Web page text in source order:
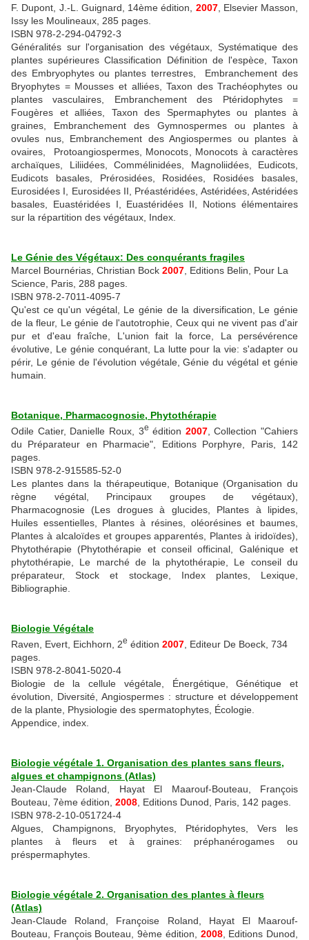
F. Dupont, J.-L. Guignard, 14ème édition, 2007, Elsevier Masson,
Issy les Moulineaux, 285 pages.
ISBN 978-2-294-04792-3
Généralités sur l'organisation des végétaux, Systématique des
plantes supérieures Classification Définition de l'espèce, Taxon
des Embryophytes ou plantes terrestres, Embranchement des
Bryophytes = Mousses et alliées, Taxon des Trachéophytes ou
plantes vasculaires, Embranchement des Ptéridophytes =
Fougères et alliées, Taxon des Spermaphytes ou plantes à
graines, Embranchement des Gymnospermes ou plantes à
ovules nus, Embranchement des Angiospermes ou plantes à
ovaires, Protoangiospermes, Monocots, Monocots à caractères
archaïques, Liliidées, Commélinidées, Magnoliidées, Eudicots,
Eudicots basales, Prérosidées, Rosidées, Rosidées basales,
Eurosidées I, Eurosidées II, Préastéridées, Astéridées, Astéridées
basales, Euastéridées I, Euastéridées II, Notions élémentaires
sur la répartition des végétaux, Index.
Le Génie des Végétaux: Des conquérants fragiles
Marcel Bournérias, Christian Bock 2007 , Editions Belin, Pour La
Science, Paris, 288 pages.
ISBN 978-2-7011-4095-7
Qu'est ce qu'un végétal, Le génie de la diversification, Le génie
de la fleur, Le génie de l'autotrophie, Ceux qui ne vivent pas d'air
pur et d'eau fraîche, L'union fait la force, La persévérence
évolutive, Le génie conquérant, La lutte pour la vie: s'adapter ou
périr, Le génie de l'évolution végétale, Génie du végétal et génie
humain.
Botanique, Pharmacognosie, Phytothérapie
Odile Catier, Danielle Roux, 3e édition 2007, Collection "Cahiers
du Préparateur en Pharmacie" , Editions Porphyre, Paris, 142
pages.
ISBN 978-2-915585-52-0
Les plantes dans la thérapeutique, Botanique (Organisation du
règne végétal, Principaux groupes de végétaux),
Pharmacognosie (Les drogues à glucides, Plantes à lipides,
Huiles essentielles, Plantes à résines, oléorésines et baumes,
Plantes à alcaloïdes et groupes apparentés, Plantes à iridoïdes),
Phytothérapie (Phytothérapie et conseil officinal, Galénique et
phytothérapie, Le marché de la phytothérapie, Le conseil du
préparateur, Stock et stockage, Index plantes, Lexique,
Bibliographie.
Biologie Végétale
Raven, Evert, Eichhorn, 2e édition 2007 , Editeur De Boeck, 734
pages.
ISBN 978-2-8041-5020-4
Biologie de la cellule végétale, Énergétique, Génétique et
évolution, Diversité, Angiospermes : structure et développement
de la plante, Physiologie des spermatophytes, Écologie.
Appendice, index.
Biologie végétale 1. Organisation des plantes sans fleurs,
algues et champignons (Atlas)
Jean-Claude Roland, Hayat El Maarouf-Bouteau, François
Bouteau, 7ème édition, 2008 , Editions Dunod, Paris, 142 pages.
ISBN 978-2-10-051724-4
Algues, Champignons, Bryophytes, Ptéridophytes, Vers les
plantes à fleurs et à graines: préphanérogames ou
préspermaphytes.
Biologie végétale 2. Organisation des plantes à fleurs
(Atlas)
Jean-Claude Roland, Françoise Roland, Hayat El Maarouf-
Bouteau, François Bouteau, 9ème édition, 2008, Editions Dunod,